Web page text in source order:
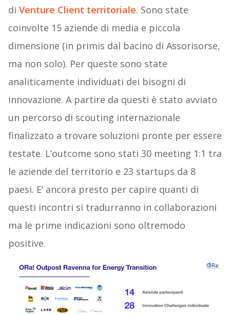
di Venture Client territoriale. Sono state
coinvolte 15 aziende di media e piccola
dimensione (in primis dal bacino di Assorisorse,
ma non solo). Per queste sono state
analiticamente individuati dei bisogni di
innovazione. A partire da questi è stato avviato
un percorso di scouting internazionale
finalizzato a trovare soluzioni pronte per essere
testate. L’outcome sono stati 30 meeting 1:1 tra
le aziende del territorio e 23 startups da 8
paesi. E’ ancora presto per capire quanti di
questi incontri si tradurranno in collaborazioni
ma le prime indicazioni sono oltremodo
positive.